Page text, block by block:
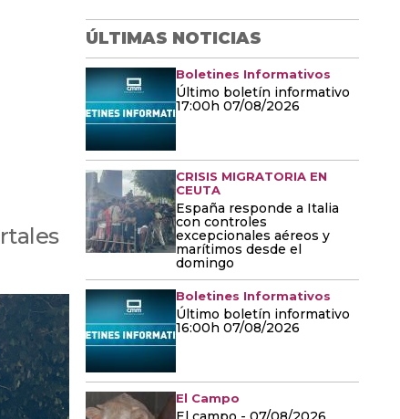
ÚLTIMAS NOTICIAS
Boletines Informativos
Último boletín informativo
17:00h 07/08/2026
CRISIS MIGRATORIA EN
CEUTA
España responde a Italia
con controles
excepcionales aéreos y
marítimos desde el
domingo
Boletines Informativos
Último boletín informativo
16:00h 07/08/2026
El Campo